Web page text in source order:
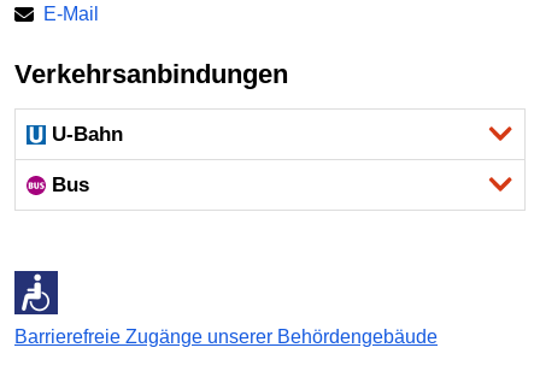
E-Mail
Verkehrsanbindungen
U-Bahn
Bus
Barrierefreie Zugänge unserer Behördengebäude